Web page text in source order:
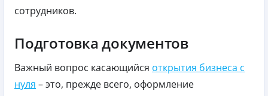
сотрудников.
Подготовка документов
Важный вопрос касающийся открытия бизнеса с
нуля – это, прежде всего, оформление